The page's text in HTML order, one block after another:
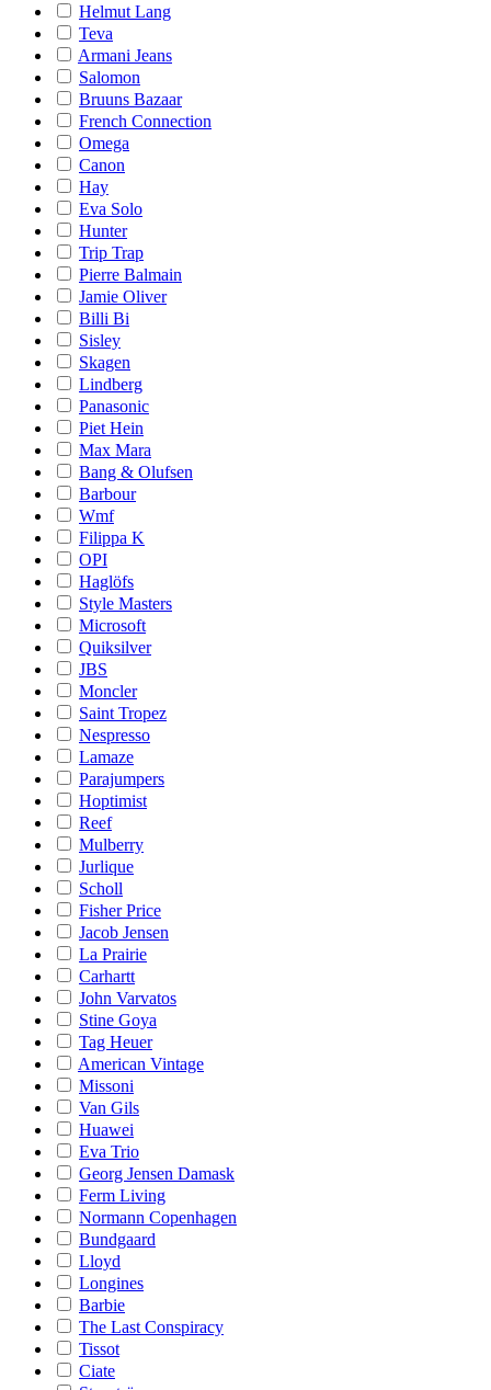
Helmut Lang
Teva
Armani Jeans
Salomon
Bruuns Bazaar
French Connection
Omega
Canon
Hay
Eva Solo
Hunter
Trip Trap
Pierre Balmain
Jamie Oliver
Billi Bi
Sisley
Skagen
Lindberg
Panasonic
Piet Hein
Max Mara
Bang & Olufsen
Barbour
Wmf
Filippa K
OPI
Haglöfs
Style Masters
Microsoft
Quiksilver
JBS
Moncler
Saint Tropez
Nespresso
Lamaze
Parajumpers
Hoptimist
Reef
Mulberry
Jurlique
Scholl
Fisher Price
Jacob Jensen
La Prairie
Carhartt
John Varvatos
Stine Goya
Tag Heuer
American Vintage
Missoni
Van Gils
Huawei
Eva Trio
Georg Jensen Damask
Ferm Living
Normann Copenhagen
Bundgaard
Lloyd
Longines
Barbie
The Last Conspiracy
Tissot
Ciate